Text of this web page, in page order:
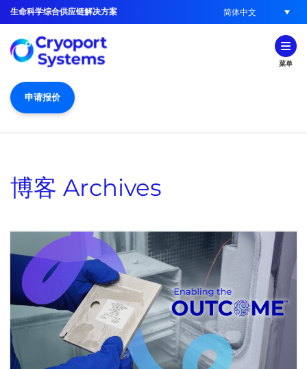
生命科学综合供应链解决方案 简体中文
菜单
申请报价
博客 Archives